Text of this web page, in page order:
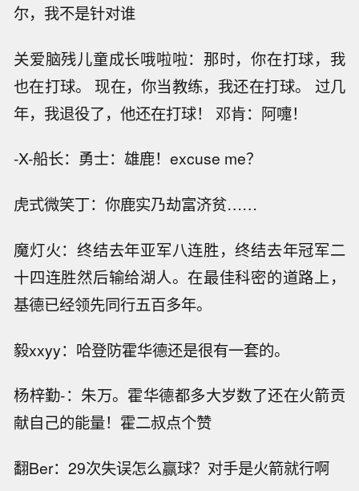
尔，我不是针对谁
关爱脑残儿童成长哦啦啦：那时，你在打球，我
也在打球。 现在，你当教练，我还在打球。 过几
年，我退役了，他还在打球！ 邓肯：阿嚏！
-X-船长：勇士：雄鹿！excuse me？
虎式微笑丁：你鹿实乃劫富济贫……
魔灯火：终结去年亚军八连胜，终结去年冠军二
十四连胜然后输给湖人。在最佳科密的道路上，
基德已经领先同行五百多年。
毅xxyy：哈登防霍华德还是很有一套的。
杨梓勤-：朱万。霍华德都多大岁数了还在火箭贡
献自己的能量！霍二叔点个赞
翻Ber：29次失误怎么赢球？对手是火箭就行啊